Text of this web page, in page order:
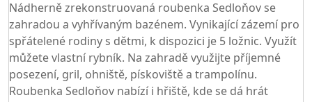
Nádherně zrekonstruovaná roubenka Sedloňov se
zahradou a vyhřívaným bazénem. Vynikající zázemí pro
spřátelené rodiny s dětmi, k dispozici je 5 ložnic. Využít
můžete vlastní rybník. Na zahradě využijte příjemné
posezení, gril, ohniště, pískoviště a trampolínu.
Roubenka Sedloňov nabízí i hřiště, kde se dá hrát